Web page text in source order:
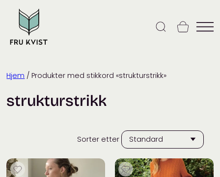
content
Hjem / Produkter med stikkord «strukturstrikk»
strukturstrikk
Sorter etter